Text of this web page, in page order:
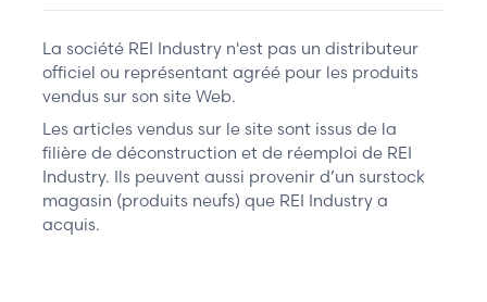
La société REI Industry n'est pas un distributeur
officiel ou représentant agréé pour les produits
vendus sur son site Web.
Les articles vendus sur le site sont issus de la
filière de déconstruction et de réemploi de REI
Industry. Ils peuvent aussi provenir d’un surstock
magasin (produits neufs) que REI Industry a
acquis.